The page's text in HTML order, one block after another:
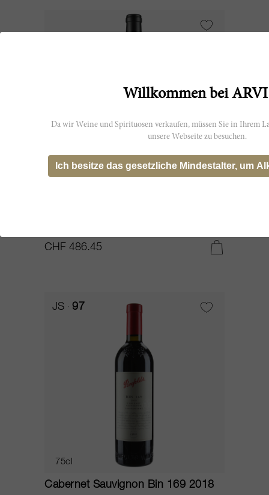
150cl
CHF 486.45
JS 97
75cl
Cabernet Sauvignon Bin 169 2018
Willkommen bei
Da wir Weine und Spirituosen verkaufen, müssen Sie in Ihrem
unsere Webseite zu besuchen.
Ich besitze das gesetzliche Mindestalter, um